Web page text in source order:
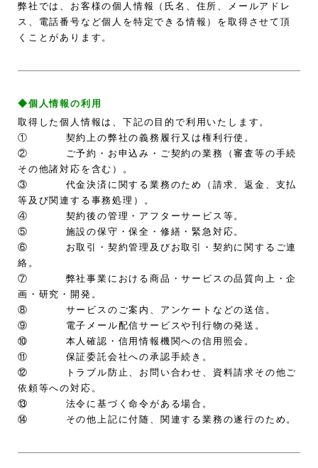
弊社では、お客様の個人情報（氏名、住所、メールアドレ
ス、電話番号など個人を特定できる情報）を取得させて頂
くことがあります。
◆個人情報の利用
取得した個人情報は、下記の目的で利用いたします。
① 契約上の弊社の義務履行又は権利行使。
② ご予約・お申込み・ご契約の業務（審査等の手続
その他諸対応を含む）。
③ 代金決済に関する業務のため（請求、返金、支払
等及び関連する事務処理）。
④ 契約後の管理・アフターサービス等。
⑤ 施設の保守・保全・修繕・緊急対応。
⑥ お取引・契約管理及びお取引・契約に関するご連
絡。
⑦ 弊社事業における商品・サービスの品質向上・企
画・研究・開発。
⑧ サービスのご案内、アンケートなどの送信。
⑨ 電子メール配信サービスや刊行物の発送。
⑩ 本人確認・信用情報機関への信用照会。
⑪ 保証委託会社への承認手続き。
⑫ トラブル防止、お問い合わせ、資料請求その他ご
依頼等への対応。
⑬ 法令に基づく命令がある場合。
⑭ その他上記に付随、関連する業務の遂行のため。